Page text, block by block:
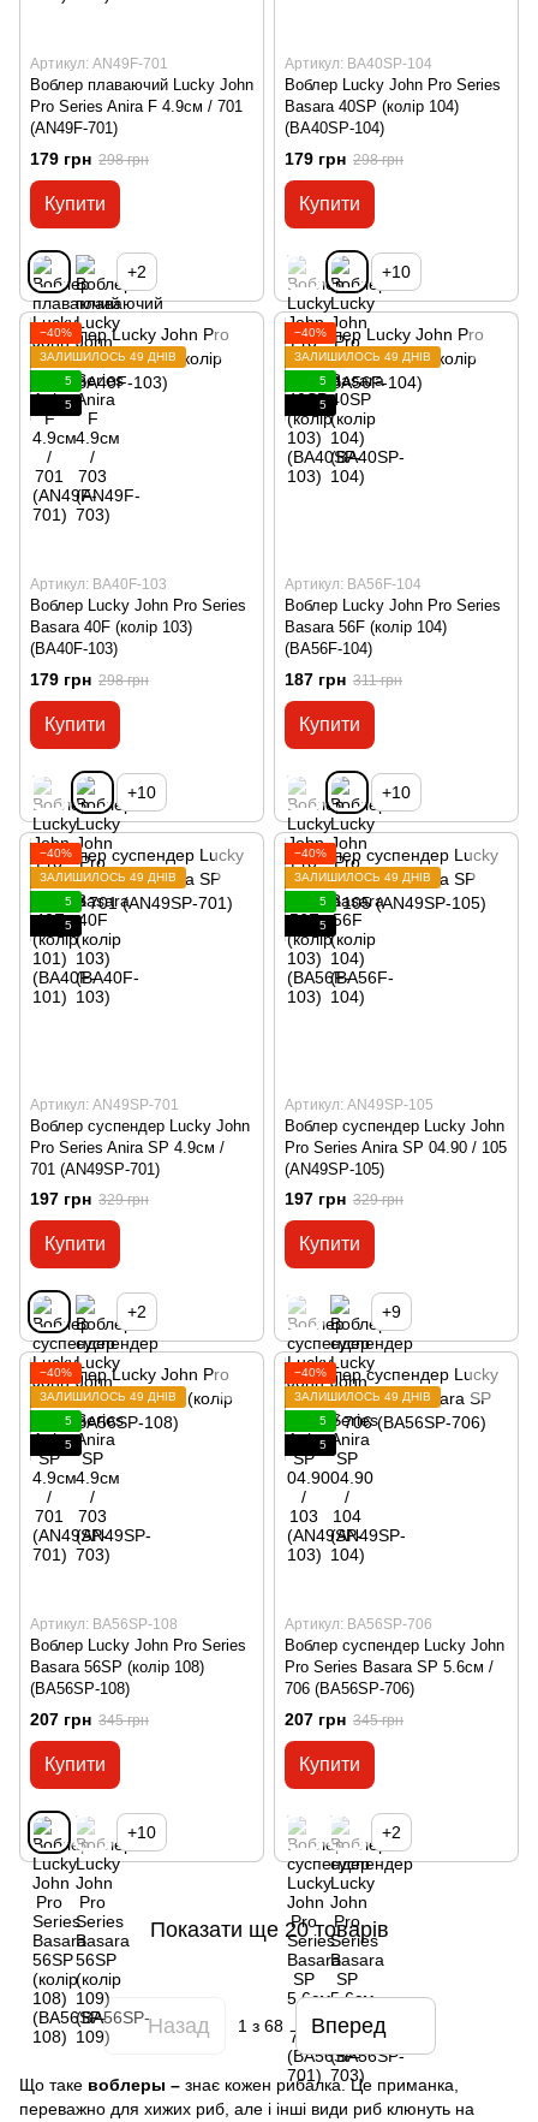
Артикул: AN49F-701
Воблер плаваючий Lucky John
Pro Series Anira F 4.9см / 701
(AN49F-701)
179 грн 298 грн
Купити
+2
Артикул: BA40SP-104
Воблер Lucky John Pro Series
Basara 40SP (колір 104)
(BA40SP-104)
179 грн 298 грн
Купити
+10
−40%
ЗАЛИШИЛОСЬ 49 ДНІВ
5
5
Артикул: BA40F-103
Воблер Lucky John Pro Series
Basara 40F (колір 103)
(BA40F-103)
179 грн 298 грн
Купити
+10
−40%
ЗАЛИШИЛОСЬ 49 ДНІВ
5
5
Артикул: BA56F-104
Воблер Lucky John Pro Series
Basara 56F (колір 104)
(BA56F-104)
187 грн 311 грн
Купити
+10
−40%
ЗАЛИШИЛОСЬ 49 ДНІВ
5
5
Артикул: AN49SP-701
Воблер суспендер Lucky John
Pro Series Anira SP 4.9см /
701 (AN49SP-701)
197 грн 329 грн
Купити
+2
−40%
ЗАЛИШИЛОСЬ 49 ДНІВ
5
5
Артикул: AN49SP-105
Воблер суспендер Lucky John
Pro Series Anira SP 04.90 / 105
(AN49SP-105)
197 грн 329 грн
Купити
+9
−40%
ЗАЛИШИЛОСЬ 49 ДНІВ
5
5
Артикул: BA56SP-108
Воблер Lucky John Pro Series
Basara 56SP (колір 108)
(BA56SP-108)
207 грн 345 грн
Купити
+10
−40%
ЗАЛИШИЛОСЬ 49 ДНІВ
5
5
Артикул: BA56SP-706
Воблер суспендер Lucky John
Pro Series Basara SP 5.6см /
706 (BA56SP-706)
207 грн 345 грн
Купити
+2
Показати ще 20 товарів
Назад 1 з 68 Вперед
Що таке воблеры – знає кожен рибалка. Це приманка,
переважно для хижих риб, але і інші види риб клюнуть на